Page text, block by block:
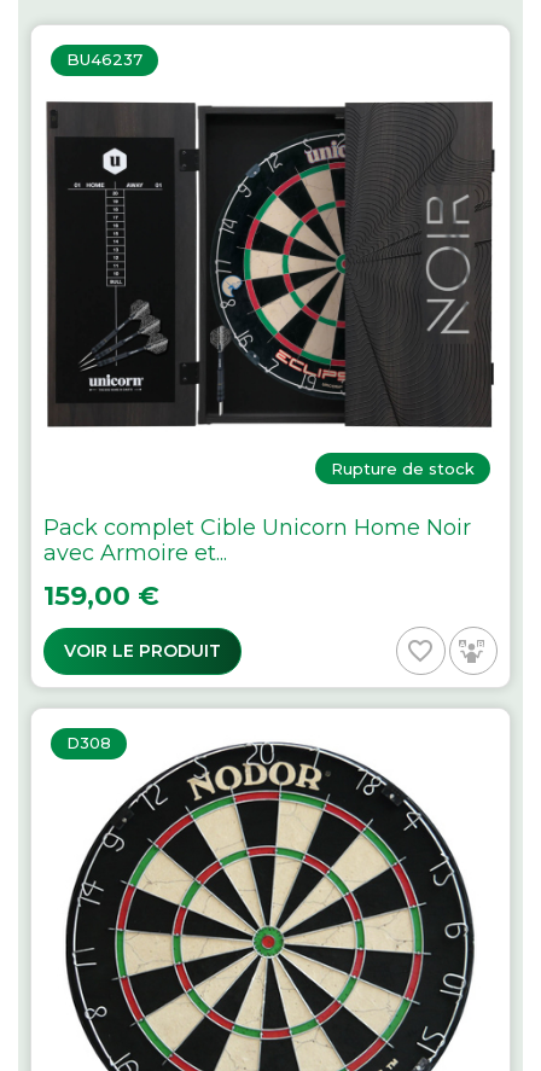
BU46237
Rupture de stock
Pack complet Cible Unicorn Home Noir
avec Armoire et...
Prix
159,00 €
VOIR LE PRODUIT favorite_border
D308